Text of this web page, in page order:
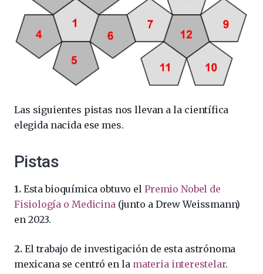
Las siguientes pistas nos llevan a la científica
elegida nacida ese mes.
Pistas
1.Esta bioquímica obtuvo elPremio Nobel de
Fisiología o Medicina (junto a Drew Weissmann)
en 2023.​
2.El trabajo de investigación de esta astrónoma
mexicana se centró en la materia interestelar.